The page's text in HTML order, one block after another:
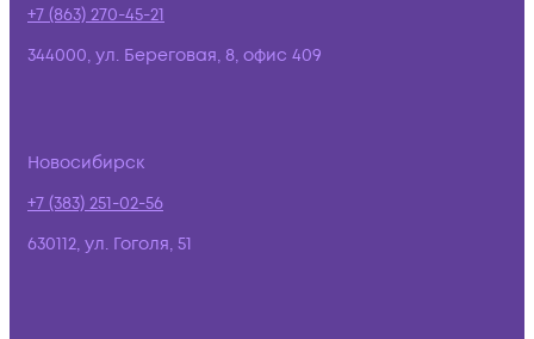
+7 (863) 270-45-21
344000, ул. Береговая, 8, офис 409
Новосибирск
+7 (383) 251-02-56
630112, ул. Гоголя, 51